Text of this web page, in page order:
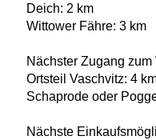
Deich: 2 km
Wittower Fähre: 3 km
Nächster Zugang zum
Ortsteil Vaschvitz: 4
Schaprode oder
Nächste